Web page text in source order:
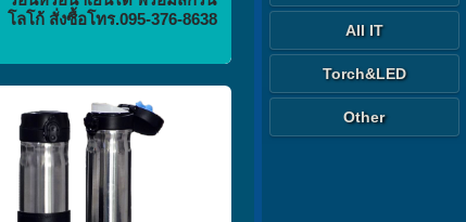
โลโก้ สั่งซื้อโทร.095-376-8638
กระติก
กระบอกน้ำ
flask vacuum
All IT
Torch&LED
Other